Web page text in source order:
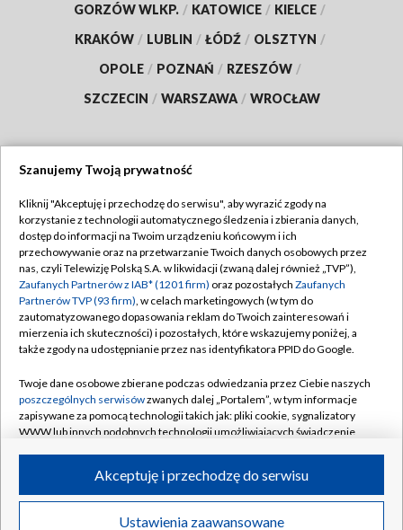
GORZÓW WLKP. / KATOWICE / KIELCE /
KRAKÓW / LUBLIN / ŁÓDŹ / OLSZTYN /
OPOLE / POZNAŃ / RZESZÓW /
SZCZECIN / WARSZAWA / WROCŁAW
TVP
Abonament TVP
Emisja w TVP
Centrum informacji TVP
Naziemna Telewizja Cyfrowa
Rada Programowa
System NOS
Informacje o nadawcy
Program dla prasy
Regulamin TVP
Polityka prywatności
Moje zgody
Pomoc
Kontakt
Kanały
©2026 Telewizja Polska S.A. w likwidacji
Szanujemy Twoją prywatność
Kliknij "Akceptuję i przechodzę do serwisu", aby wyrazić zgody na
korzystanie z technologii automatycznego śledzenia i zbierania danych,
dostęp do informacji na Twoim urządzeniu końcowym i ich
przechowywanie oraz na przetwarzanie Twoich danych osobowych przez
nas, czyli Telewizję Polską S.A. w likwidacji (zwaną dalej również „TVP”),
Zaufanych Partnerów z IAB* (1201 firm) oraz pozostałych Zaufanych
Partnerów TVP (93 firm), w celach marketingowych (w tym do
zautomatyzowanego dopasowania reklam do Twoich zainteresowań i
mierzenia ich skuteczności) i pozostałych, które wskazujemy poniżej, a
także zgody na udostępnianie przez nas identyfikatora PPID do Google.
Twoje dane osobowe zbierane podczas odwiedzania przez Ciebie naszych
poszczególnych serwisówzwanych dalej „Portalem”, w tym informacje
zapisywane za pomocą technologii takich jak: pliki cookie, sygnalizatory
WWW lub innych podobnych technologii umożliwiających świadczenie
ruchu w Internecie.
Twoje dane osobowe zbierane podczas odwiedzania przez Ciebie
Ustawienia zaawansowane
Akceptuję i przechodzę do serwisu